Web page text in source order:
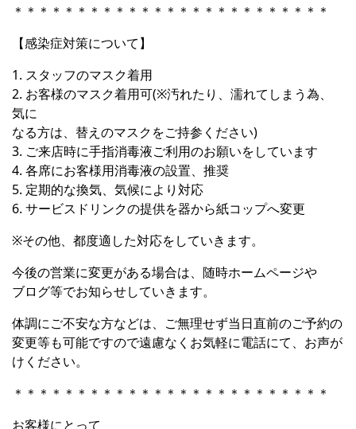
＊＊＊＊＊＊＊＊＊＊＊＊＊＊＊＊＊＊＊＊＊＊＊＊＊
【感染症対策について】
1. スタッフのマスク着用
2. お客様のマスク着用可(※汚れたり、濡れてしまう為、
気に
なる方は、替えのマスクをご持参ください)
3. ご来店時に手指消毒液ご利用のお願いをしています
4. 各席にお客様用消毒液の設置、推奨
5. 定期的な換気、気候により対応
6. サービスドリンクの提供を器から紙コップへ変更
※その他、都度適した対応をしていきます。
今後の営業に変更がある場合は、随時ホームページや
ブログ等でお知らせしていきます。
体調にご不安な方などは、ご無理せず当日直前のご予約の
変更等も可能ですので遠慮なくお気軽に電話にて、お声が
けください。
＊＊＊＊＊＊＊＊＊＊＊＊＊＊＊＊＊＊＊＊＊＊＊＊＊
お客様にとって